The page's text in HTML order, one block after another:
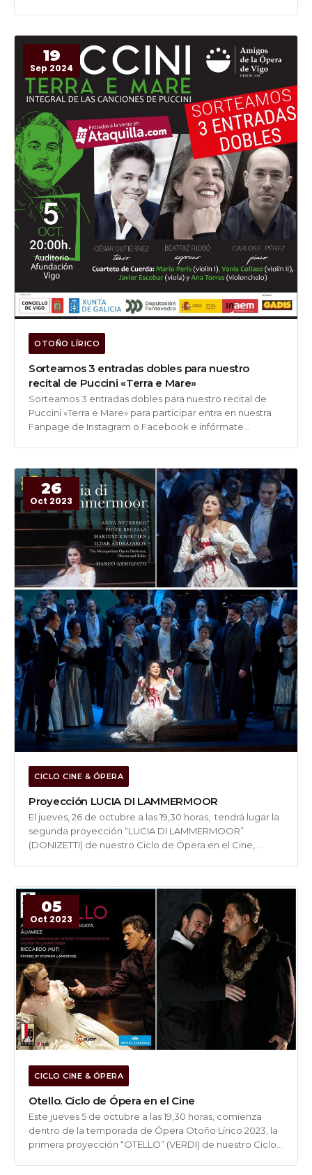
camerísticas de...
19
Sep 2024
OTOÑO LÍRICO
Sorteamos 3 entradas dobles para nuestro
recital de Puccini «Terra e Mare»
Sorteamos 3 entradas dobles para nuestro recital de
Puccini «Terra e Mare» para participar entra en nuestra
Fanpage de Instagram o Facebook e infórmate
26
Oct 2023
CICLO CINE & ÓPERA
Proyección LUCIA DI LAMMERMOOR
El jueves, 26 de octubre a las 19,30 horas, tendrá lugar la
segunda proyección “LUCIA DI LAMMERMOOR”
(DONIZETTI) de nuestro Ciclo de Ópera en el Cine,
“LUCIA DI LAMMERMOOR” (DONIZETTI).Anna...
05
Oct 2023
CICLO CINE & ÓPERA
Otello. Ciclo de Ópera en el Cine
Este jueves 5 de octubre a las 19,30 horas, comienza
dentro de la temporada de Ópera Otoño Lírico 2023, la
primera proyección “OTELLO” (VERDI) de nuestro Ciclo